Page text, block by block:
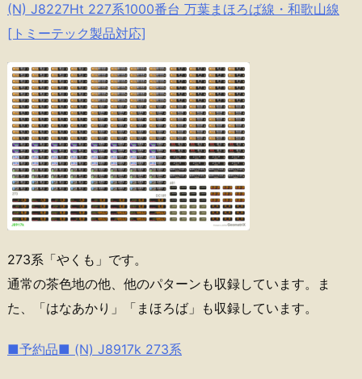
(N) J8227Ht 227系1000番台 万葉まほろば線・和歌山線
[トミーテック製品対応]
273系「やくも」です。
通常の茶色地の他、他のパターンも収録しています。ま
た、「はなあかり」「まほろば」も収録しています。
■予約品■ (N) J8917k 273系